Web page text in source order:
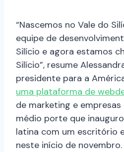
“Nascemos no Vale do
equipe de
Silício e agora estamos
Silício”, resume
presidente para a
uma plataforma de
de marketing e
médio porte que
latina com um escritório
neste início de novembro.